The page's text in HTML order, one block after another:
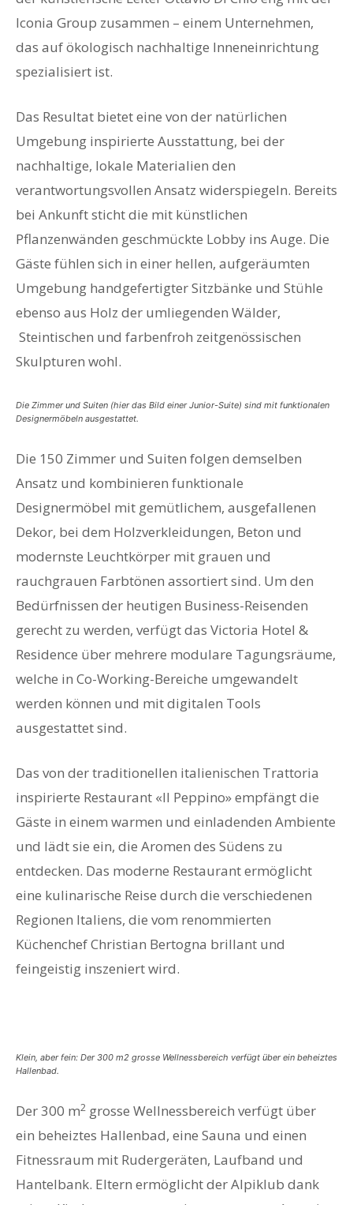
Iconia Group zusammen – einem Unternehmen,
das auf ökologisch nachhaltige Inneneinrichtung
spezialisiert ist.
Das Resultat bietet eine von der natürlichen
Umgebung inspirierte Ausstattung, bei der
nachhaltige, lokale Materialien den
verantwortungsvollen Ansatz widerspiegeln. Bereits
bei Ankunft sticht die mit künstlichen
Pflanzenwänden geschmückte Lobby ins Auge. Die
Gäste fühlen sich in einer hellen, aufgeräumten
Umgebung handgefertigter Sitzbänke und Stühle
ebenso aus Holz der umliegenden Wälder,
Steintischen und farbenfroh zeitgenössischen
Skulpturen wohl.
Die Zimmer und Suiten (hier das Bild einer Junior-Suite) sind mit funktionalen
Designermöbeln ausgestattet.
Die 150 Zimmer und Suiten folgen demselben
Ansatz und kombinieren funktionale
Designermöbel mit gemütlichem, ausgefallenen
Dekor, bei dem Holzverkleidungen, Beton und
modernste Leuchtkörper mit grauen und
rauchgrauen Farbtönen assortiert sind. Um den
Bedürfnissen der heutigen Business-Reisenden
gerecht zu werden, verfügt das Victoria Hotel &
Residence über mehrere modulare Tagungsräume,
welche in Co-Working-Bereiche umgewandelt
werden können und mit digitalen Tools
ausgestattet sind.
Das von der traditionellen italienischen Trattoria
inspirierte Restaurant «Il Peppino» empfängt die
Gäste in einem warmen und einladenden Ambiente
und lädt sie ein, die Aromen des Südens zu
entdecken. Das moderne Restaurant ermöglicht
eine kulinarische Reise durch die verschiedenen
Regionen Italiens, die vom renommierten
Küchenchef Christian Bertogna brillant und
feingeistig inszeniert wird.
Klein, aber fein: Der 300 m2 grosse Wellnessbereich verfügt über ein beheiztes
Hallenbad.
Der 300 m2 grosse Wellnessbereich verfügt über
ein beheiztes Hallenbad, eine Sauna und einen
Fitnessraum mit Rudergeräten, Laufband und
Hantelbank. Eltern ermöglicht der Alpiklub dank